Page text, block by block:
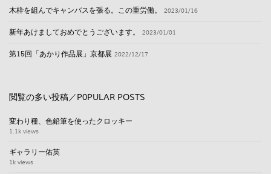
木枠を組んでキャンバスを張る。この重労働。 2023/01/16
新年あけましておめでとうございます。 2023/01/01
第15回「あかり作品展」京都展 2022/12/17
閲覧の多い投稿／P0PULAR POSTS
変わり種、色鉛筆を使ったクロッキー
1.1k views
ギャラリー佑英
1k views